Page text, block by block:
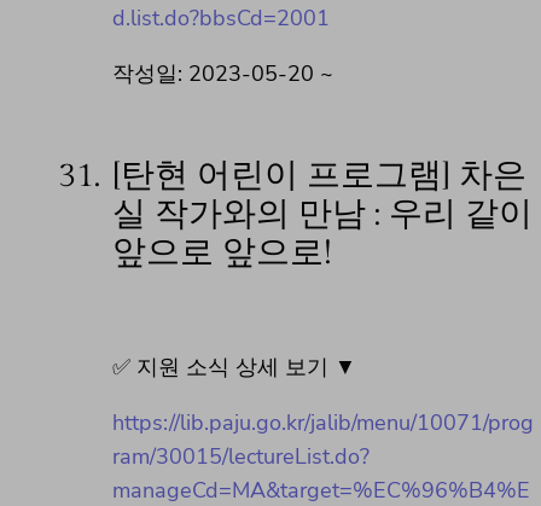
d.list.do?bbsCd=2001
작성일: 2023-05-20 ~
31. [탄현 어린이 프로그램] 차은
실 작가와의 만남 : 우리 같이
앞으로 앞으로!
✅ 지원 소식 상세 보기 ▼
https://lib.paju.go.kr/jalib/menu/10071/prog
ram/30015/lectureList.do?
manageCd=MA&target=%EC%96%B4%E